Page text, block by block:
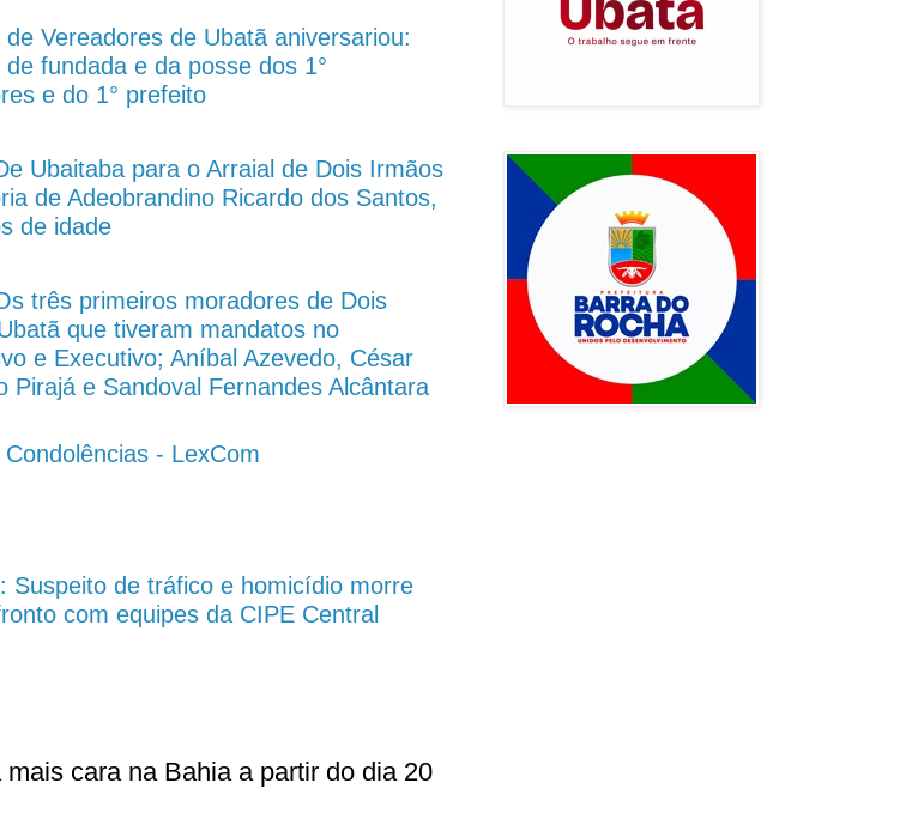
de Vereadores de Ubatã aniversariou:
de fundada e da posse dos 1°
e do 1° prefeito
Ubaitaba para o Arraial de Dois Irmãos
de Adeobrandino Ricardo dos Santos,
de idade
três primeiros moradores de Dois
que tiveram mandatos no
e Executivo; Aníbal Azevedo, César
Pirajá e Sandoval Fernandes Alcântara
- LexCom
Suspeito de tráfico e homicídio morre
com equipes da CIPE Central
cara na Bahia a partir do dia 20